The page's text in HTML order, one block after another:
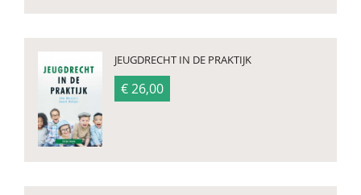
JEUGDRECHT IN DE PRAKTIJK
€ 26,00